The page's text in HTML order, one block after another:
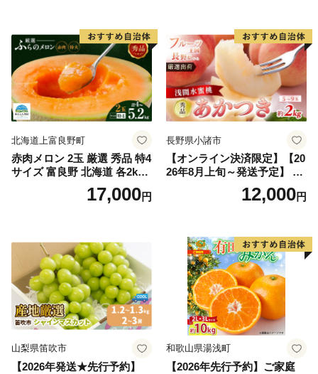
北海道上富良野町
赤肉メロン 2玉 厳選 秀品 特4
サイズ 富良野 北海道 各2kg
～2.6kg 2玉 セット ファーム
富良野 メロン めろん 果物 く
17,000円
長野県小諸市
【オンライン決済限定】【20
26年8月上旬～発送予定】 先
行予約 「浅間水蜜桃プレミ
アム」 もも あかつき 秀品 約
果肉 長野県産 小諸市
12,000円
山梨県笛吹市
【2026年発送★先行予約】
和歌山県湯浅町
【2026年先行予約】ご家庭